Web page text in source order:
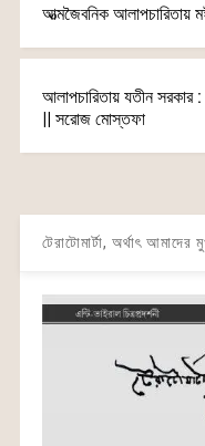
আত্মজৈবনিক আলাপচারিতায়
আলাপচারিতায় যতীন সরকার :
|| সরোজ মোস্তফা
টেরাটোমার্টা, অর্থাৎ আমাদের